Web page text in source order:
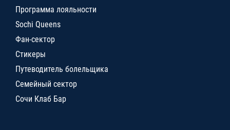
Программа лояльности
Sochi Queens
Фан-сектор
Стикеры
Путеводитель болельщика
Семейный сектор
Сочи Клаб Бар